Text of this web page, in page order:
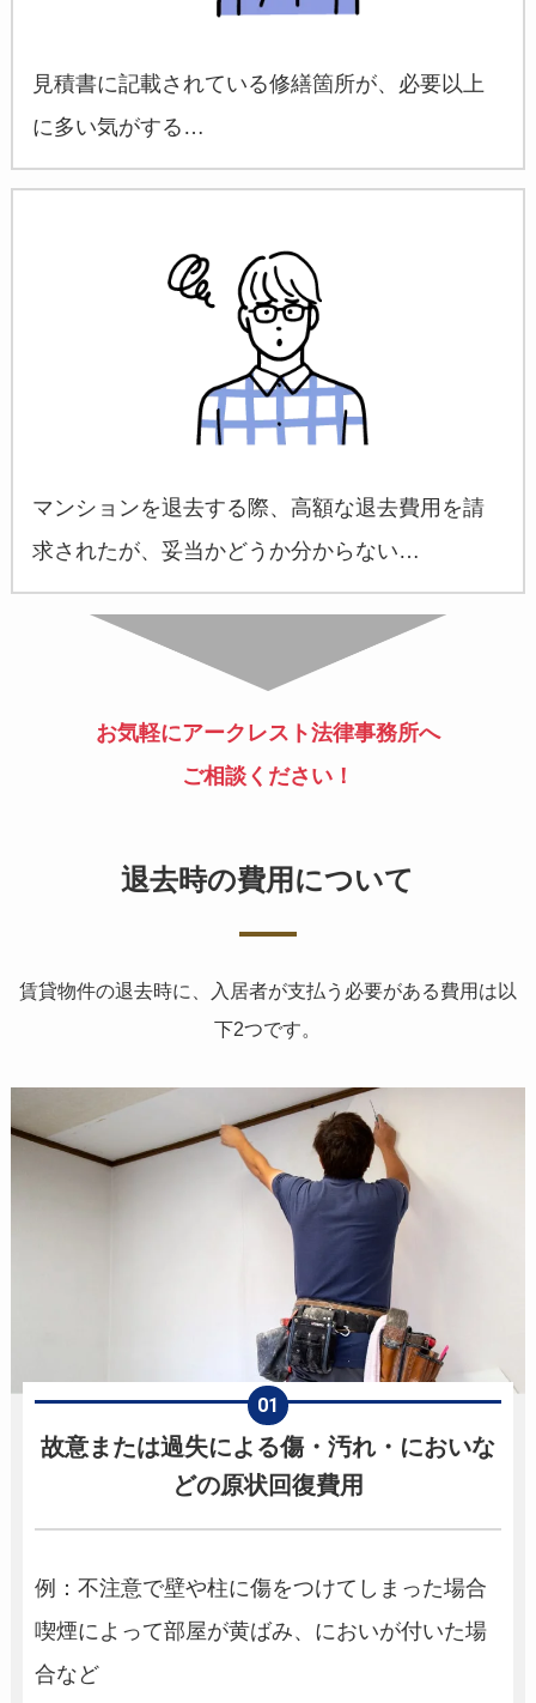
見積書に記載されている修繕箇所が、必要以上
に多い気がする…
マンションを退去する際、高額な退去費用を請
求されたが、妥当かどうか分からない…
お気軽にアークレスト法律事務所へ
ご相談ください！
退去時の費用について
賃貸物件の退去時に、入居者が支払う必要がある費用は以
下2つです。
故意または過失による傷・汚れ・においな
どの原状回復費用
例：不注意で壁や柱に傷をつけてしまった場合
喫煙によって部屋が黄ばみ、においが付いた場
合など